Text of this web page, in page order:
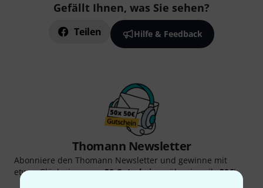
Gefällt Ihnen, was Sie sehen?
Teilen Hilfe & Feedback
Thomann Newsletter
Abonniere den Thomann Newsletter und gewinne mit
etwas Glück einen von50 Gutscheinenüber jeweils50€!